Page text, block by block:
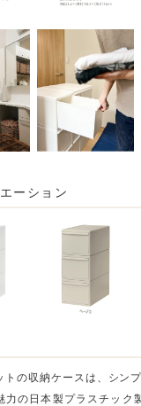
ーション
トの収納ケースは、シン
力の日本製プラスチック